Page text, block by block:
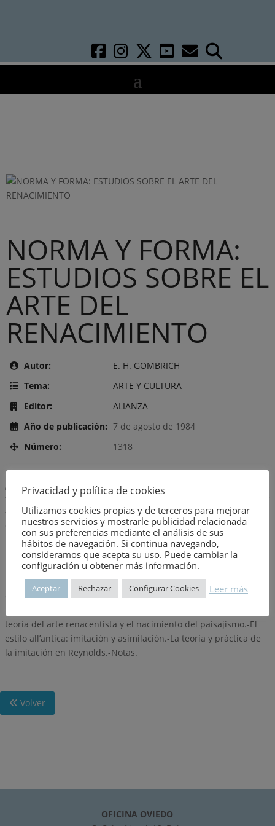
NORMA Y FORMA:
ESTUDIOS SOBRE EL
ARTE DEL
RENACIMIENTO
Autor:
E. H. GOMBRICH
Tema:
ARTE Y CULTURA
Editor:
ALIANZA
Año de publicación: 7 de agosto de 1984
Número:
1318
Descripción:
-La concepción renacentista del progreso artístico y sus
consecuencias.-Apollonio di Giovanni. Un taller de cassoni
florentino visto con los ojos de un poeta humanista.-El
Renacimiento y la Edad de Oro.-El mecenazgo de los primeros
Médicis.-El método de elaborar composiciones de Leonardo.-La
Madonna della Sedia de Rafael.-Norma y forma. Las categorías
estilísticas de la historia del arte y sus orígenes en los ideales
renacentistas.-El manierismo: trasfondo historiográfico.-La
teoría del arte renacentista y el nacimiento del paisajismo.-El
estilo all’antica: imitación y asimilación.-La teoría y práctica de
la imitación en Reynolds.-Notas.
Volver
OFICINA OVIEDO
Privacidad y política de cookies
Utilizamos cookies propias y de terceros para mejorar
nuestros servicios y mostrarle publicidad relacionada
con sus preferencias mediante el análisis de sus
hábitos de navegación. Si continua navegando,
consideramos que acepta su uso. Puede cambiar la
configuración u obtener más información.
Aceptar Rechazar Configurar Cookies Leer más